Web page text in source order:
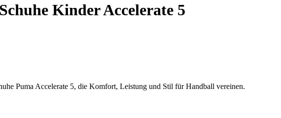
Kinder Accelerate 5
Puma Accelerate 5, die Komfort, Leistung und Stil für Handball vereinen.